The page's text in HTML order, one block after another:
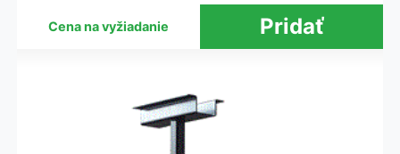
Cena na vyžiadanie